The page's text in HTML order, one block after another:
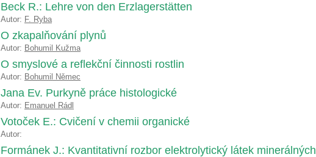
Beck R.: Lehre von den Erzlagerstätten
Autor: F. Ryba
O zkapalňování plynů
Autor: Bohumil Kužma
O smyslové a reflekční činnosti rostlin
Autor: Bohumil Němec
Jana Ev. Purkyně práce histologické
Autor: Emanuel Rádl
Votoček E.: Cvičení v chemii organické
Autor:
Formánek J.: Kvantitativní rozbor elektrolytický látek minerálných